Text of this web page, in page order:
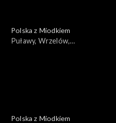
Polska z Miodkiem
Puławy, Wrzelów,
Polska z Miodkiem